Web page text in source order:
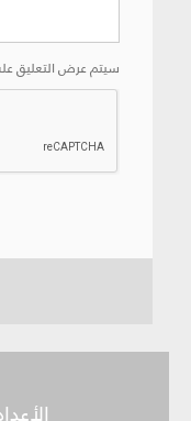
سيتم عرض التعليق